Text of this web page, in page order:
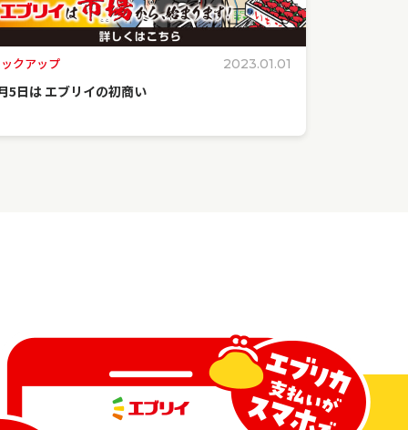
クアップ 2023.01.01
5日は エブリイの初商い